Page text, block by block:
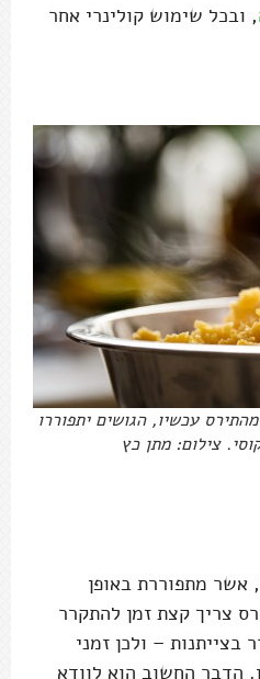
, ובכל שימוש קולינרי אחר
עכשיו, הגושים יתפוררו
צילום: מתן כץ
אשר מתפוררת באופן
צריך קצת זמן להתקרר
בצייתנות – ולכן זמני
הדבר החשוב הוא לוודא